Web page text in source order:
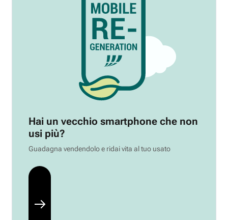
Hai un vecchio smartphone che non
usi più?
Guadagna vendendolo e ridai vita al tuo usato